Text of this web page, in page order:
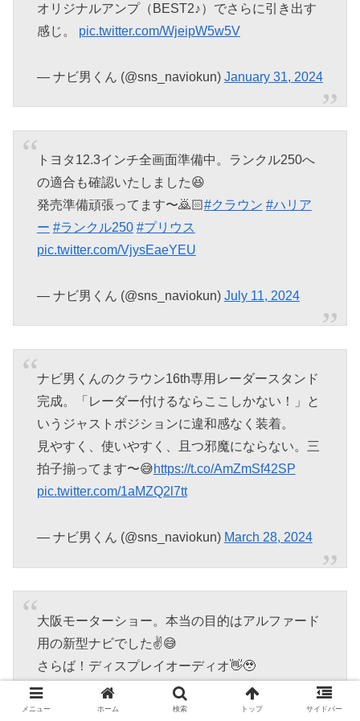
オリジナルアンプ（BEST2♪）でさらに引き出す
感じ。 pic.twitter.com/WjeipW5w5V
— ナビ男くん (@sns_naviokun) January 31, 2024
トヨタ12.3インチ全画面準備中。ランクル250へ
の適合も確認いたしました😆
発売準備頑張ってます〜🙇🏻#クラウン #ハリア
ー #ランクル250 #プリウス
pic.twitter.com/VjysEaeYEU
— ナビ男くん (@sns_naviokun) July 11, 2024
ナビ男くんのクラウン16th専用レーダースタンド
完成。「レーダー付けるならここしかない！」と
いうジャストポジションに違和感なく装着。
見やすく、使いやすく、且つ邪魔にならない。三
拍子揃ってます〜😅https://t.co/AmZmSf42SP
pic.twitter.com/1aMZQ2l7tt
— ナビ男くん (@sns_naviokun) March 28, 2024
大阪モーターショー。本当の目的はアルファード
用の新型ナビでした✌️😅
さらば！ディスプレイオーディオ👋🥹
pic.twitter.com/gJJ92gOkWE
メニュー ホーム 検索 トップ サイドバー